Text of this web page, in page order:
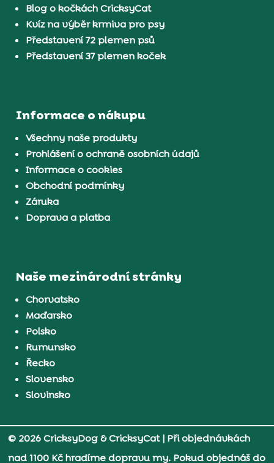
Blog o kočkách CricksyCat
Kvíz na výběr krmiva pro psy
Představení 72 plemen psů
Představení 37 plemen koček
Informace o nákupu
Všechny naše produkty
Prohlášení o ochraně osobních údajů
Informace o cookies
Obchodní podmínky
Záruka
Doprava a platba
Naše mezinárodní stránky
Chorvatsko
Maďarsko
Polsko
Rumunsko
Řecko
Slovensko
Slovinsko
© 2026 CricksyDog & CricksyCat| Při objednávkách
nad 1100 Kč hradíme dopravu my. Pokud objednáš do